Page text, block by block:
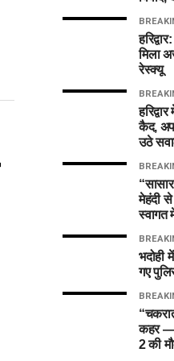
मिला
रेस्क्यू
कैद,
उठे
मेहंदी से
स्वागत
भदोही
गए
कहर —
2 की